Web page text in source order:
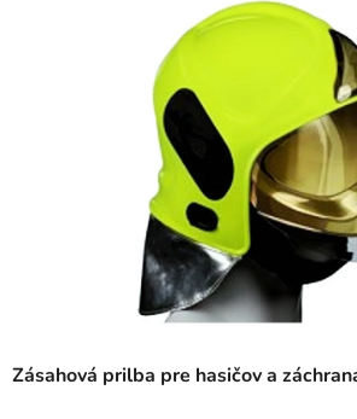
Zásahová prilba pre hasičov a